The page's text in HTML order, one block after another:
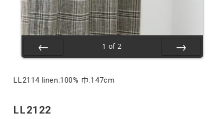
1 of 2
LL2114 linen:100% 巾:147cm
LL2122